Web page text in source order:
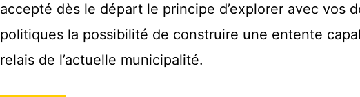
accepté dès le départ le principe d’explorer avec vos
politiques la possibilité de construire une entente
relais de l’actuelle municipalité.